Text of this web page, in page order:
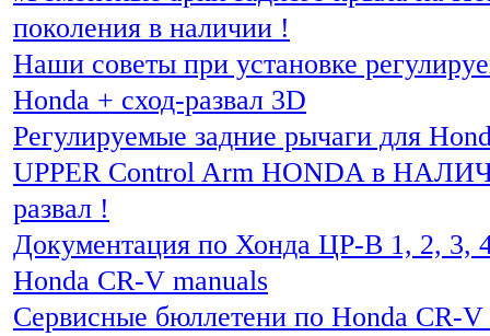
поколения в наличии !
Наши советы при установке
Honda + сход-развал 3D
Регулируемые задние рычаги для
UPPER Control Arm HONDA в
развал !
Документация по Хонда ЦР-В 1, 2, 3,
Honda CR-V manuals
Сервисные бюллетени по Honda CR-